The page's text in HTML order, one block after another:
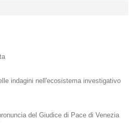
indagini nell'ecosistema investigativo
del Giudice di Pace di Venezia